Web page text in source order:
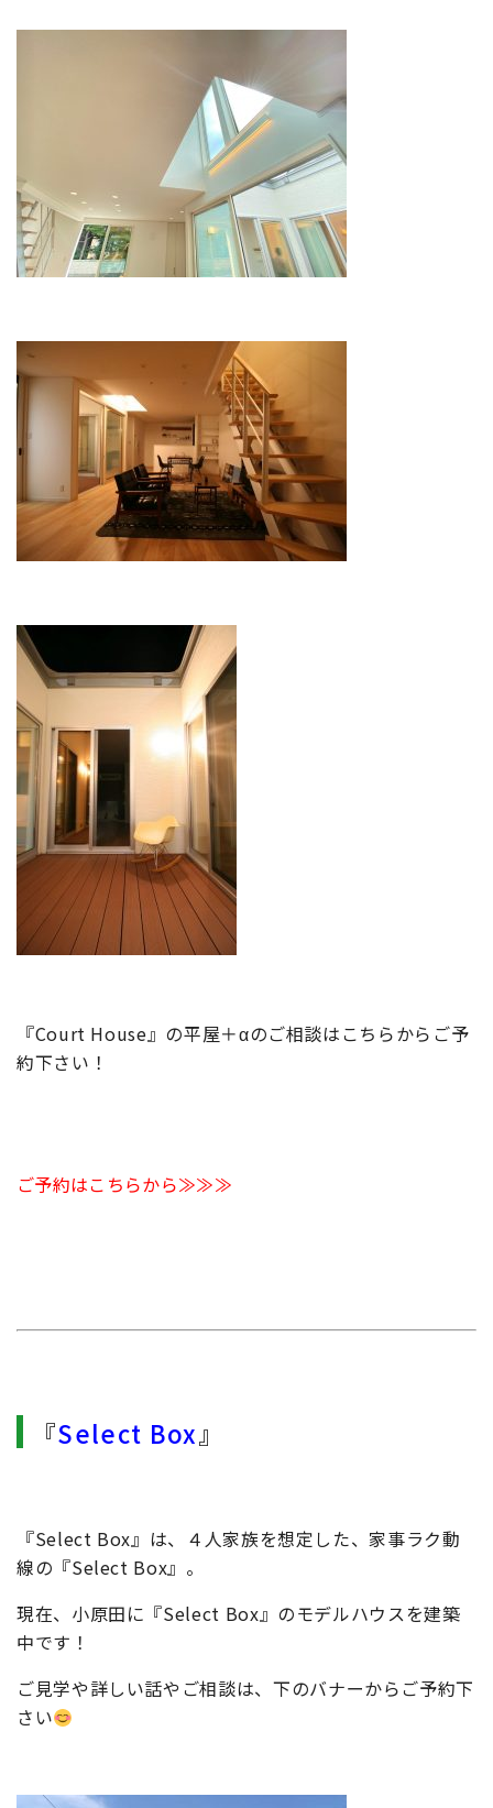
『Court House』の平屋＋αのご相談はこちらからご予
約下さい！
ご予約はこちらから≫≫≫
『Select Box』
『Select Box』は、 ４人家族を想定した、家事ラク動
線の『Select Box』。
現在、小原田に『Select Box』のモデルハウスを建築
中です！
ご見学や詳しい話やご相談は、下のバナーからご予約下
さい